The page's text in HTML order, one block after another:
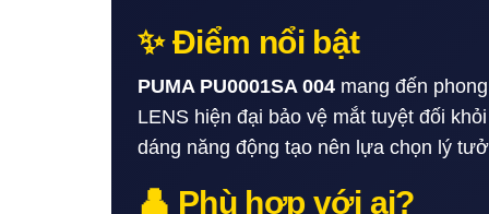
✨ Điểm nổi bật
PUMA PU0001SA 004 mang đến
LENS hiện đại bảo vệ mắt tuyệt đối
dáng năng động tạo nên lựa chọn lý
👤 Phù hợp với ai?